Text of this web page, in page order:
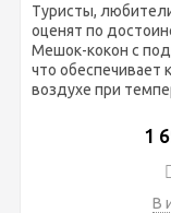
Туристы,
оценят по
Мешок-кокон с
что обеспечивает
воздухе при
1
В